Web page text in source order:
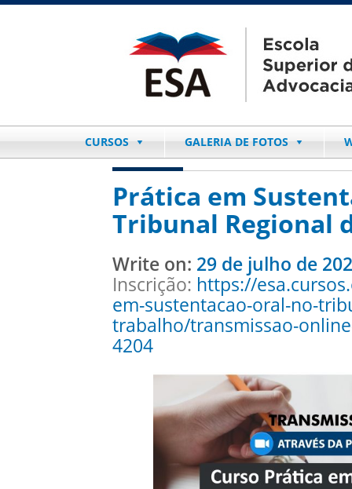
CURSOS GALERIA DE FOTOS
Prática em
Tribunal Regional
Write on: 29 de julho de
Inscrição: https://
em-sustentacao-oral-no-
trabalho/transmissao-
4204